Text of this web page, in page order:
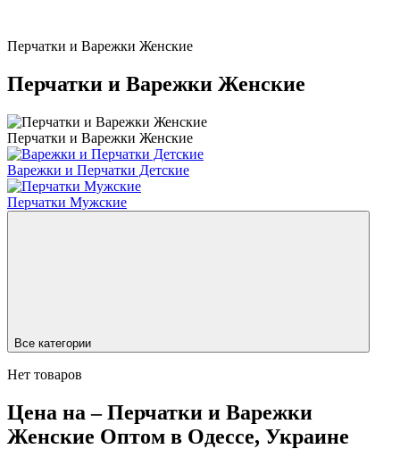
Перчатки и Варежки Женские
Перчатки и Варежки Женские
Перчатки и Варежки Женские
Варежки и Перчатки Детские
Перчатки Мужские
Все категории
Нет товаров
Цена на – Перчатки и Варежки
Женские Оптом в Одессе, Украине